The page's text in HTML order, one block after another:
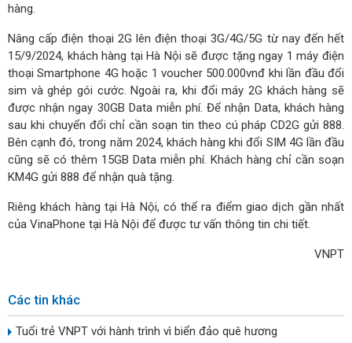
hàng.
Nâng cấp điện thoại 2G lên điện thoại 3G/4G/5G từ nay đến hết
15/9/2024, khách hàng tại Hà Nội sẽ được tặng ngay 1 máy điện
thoại Smartphone 4G hoặc 1 voucher 500.000vnđ khi lần đầu đổi
sim và ghép gói cước. Ngoài ra, khi đổi máy 2G khách hàng sẽ
được nhận ngay 30GB Data miễn phí. Để nhận Data, khách hàng
sau khi chuyển đổi chỉ cần soạn tin theo cú pháp CD2G gửi 888.
Bên cạnh đó, trong năm 2024, khách hàng khi đổi SIM 4G lần đầu
cũng sẽ có thêm 15GB Data miễn phí. Khách hàng chỉ cần soạn
KM4G gửi 888 để nhận quà tặng.
Riêng khách hàng tại Hà Nội, có thể ra điểm giao dịch gần nhất
của VinaPhone tại Hà Nội để được tư vấn thông tin chi tiết.
VNPT
Các tin khác
Tuổi trẻ VNPT với hành trình vì biển đảo quê hương